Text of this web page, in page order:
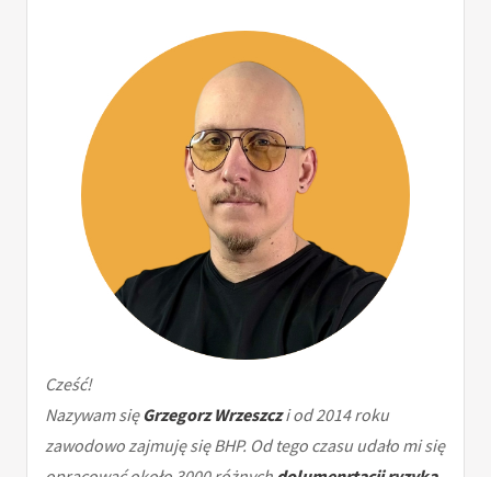
Cześć!
Nazywam sięGrzegorz Wrzeszczi od 2014 roku
zawodowo zajmuję się BHP. Od tego czasu udało mi się